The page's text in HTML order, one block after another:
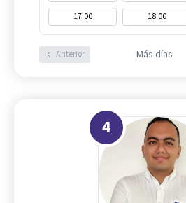
17:00
18:00
Anterior Más días
4